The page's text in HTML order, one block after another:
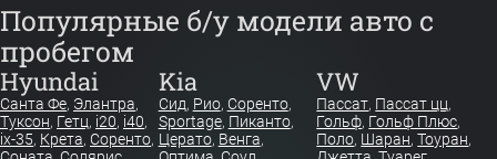
Популярные б/у модели авто с
пробегом
Hyundai
Санта Фе, Элантра,
Туксон, Гетц, i20, i40,
ix-35, Крета, Соренто,
Kia
Сид, Рио, Соренто,
Sportage, Пиканто,
Церато, Венга,
VW
Пассат, Пассат цц,
Гольф, Гольф Плюс,
Поло, Шаран,Тоуран,